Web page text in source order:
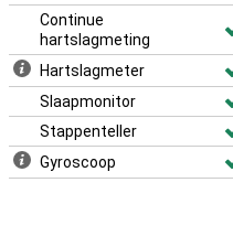
Continue
hartslagmeting
Hartslagmeter
Slaapmonitor
Stappenteller
Gyroscoop